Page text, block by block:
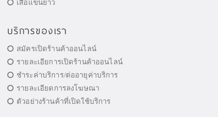
เสื้อแขนยาว
บริการของเรา
สมัครเปิดร้านค้าออนไลน์
รายละเอียการเปิดร้านค้าออนไลน์
ชำระค่าบริการ/ต่ออายุค่าบริการ
รายละเอียดการลงโฆษณา
ตัวอย่างร้านค้าที่เปิดใช้บริการ